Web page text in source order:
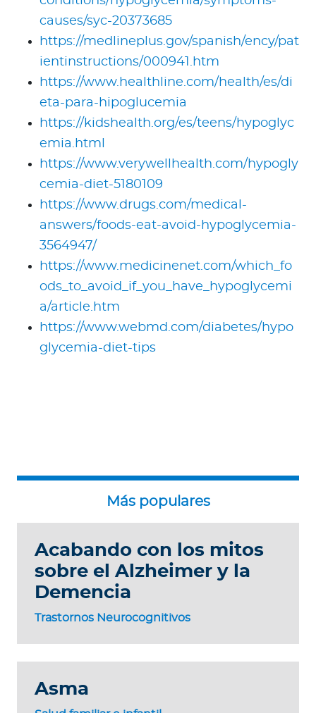
causes/syc-20373685
https://medlineplus.gov/spanish/ency/pat
ientinstructions/000941.htm
https://www.healthline.com/health/es/di
eta-para-hipoglucemia
https://kidshealth.org/es/teens/hypoglyc
emia.html
https://www.verywellhealth.com/hypogly
cemia-diet-5180109
https://www.drugs.com/medical-
answers/foods-eat-avoid-hypoglycemia-
3564947/
https://www.medicinenet.com/which_fo
ods_to_avoid_if_you_have_hypoglycemi
a/article.htm
https://www.webmd.com/diabetes/hypo
glycemia-diet-tips
Trastornos Neurocognitivos
Acabando con los mitos
sobre el Alzheimer y la
Demencia
Asma